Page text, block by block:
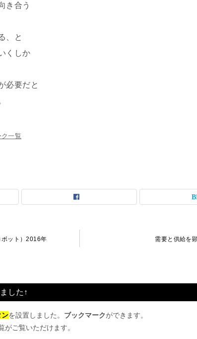
き合う
、と
くしか
必要だと
一覧
ット）2016年 需要と供給を
した↑
ンを設置しました。 ブックマークができます。
がご覧いただけます。